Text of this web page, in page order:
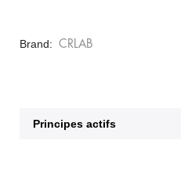
Brand CRLAB
Principes actifs